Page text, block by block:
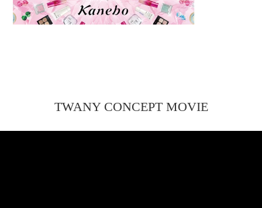
TWANY CONCEPT MOVIE